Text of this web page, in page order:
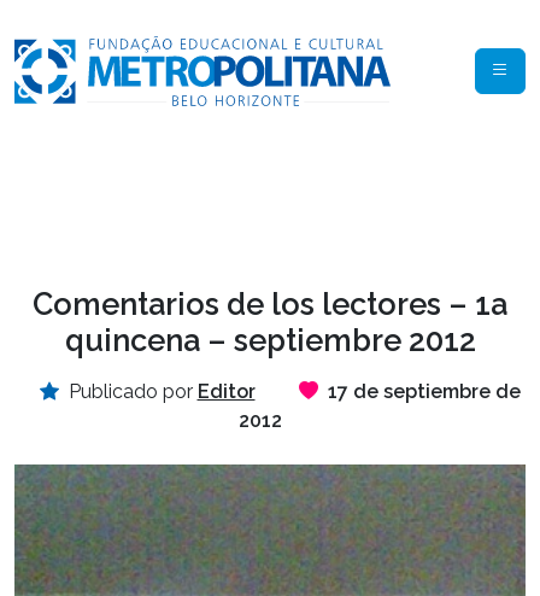
Comentarios de los lectores – 1a
quincena – septiembre 2012
Publicado por Editor
17 de septiembre de
2012